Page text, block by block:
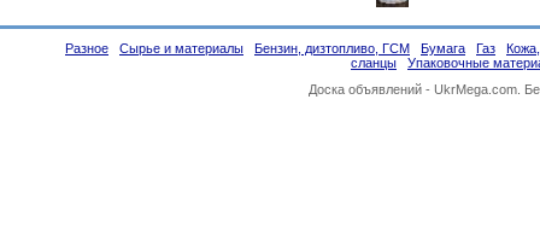
Разное Сырье и материалы Бензин, дизтопливо, ГСМ Бумага Газ
сланцы
Упаковочные
Доска объявлений - UkrMega.com.